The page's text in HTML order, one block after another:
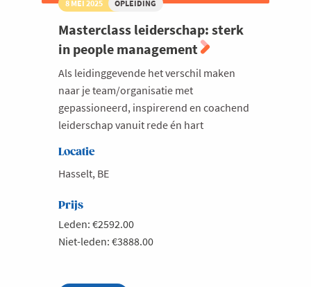
8 MEI 2025 OPLEIDING
Masterclass leiderschap: sterk
in people management
Als leidinggevende het verschil maken
naar je team/organisatie met
gepassioneerd, inspirerend en coachend
leiderschap vanuit rede én hart
Locatie
Hasselt, BE
Prijs
Leden: €2592.00
Niet-leden: €3888.00